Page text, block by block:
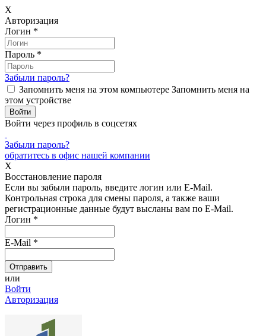
X
Авторизация
Логин *
Пароль *
Забыли пароль?
Запомнить меня на этом компьютере Запомнить меня на
этом устройстве
Войти через профиль в соцсетях
Забыли пароль?
обратитесь в офис нашей компании
X
Восстановление пароля
Если вы забыли пароль, введите логин или E-Mail.
Контрольная строка для смены пароля, а также ваши
регистрационные данные будут высланы вам по E-Mail.
Логин *
E-Mail *
или
Войти
Авторизация